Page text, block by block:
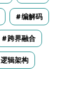
编解码
跨界融合
逻辑架构